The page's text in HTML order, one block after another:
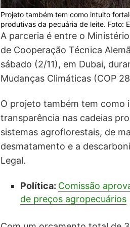
Projeto também tem como intuito
produtivas da pecuária de leite. Foto:
A parceria é entre o
de Cooperação Técnica
sábado (2/11), em Dubai,
Mudanças Climáticas (COP
O projeto também tem como
transparência nas cadeias
sistemas agroflorestais, de
desmatamento e a
Legal.
Política: Comissão
de preços agropecuários